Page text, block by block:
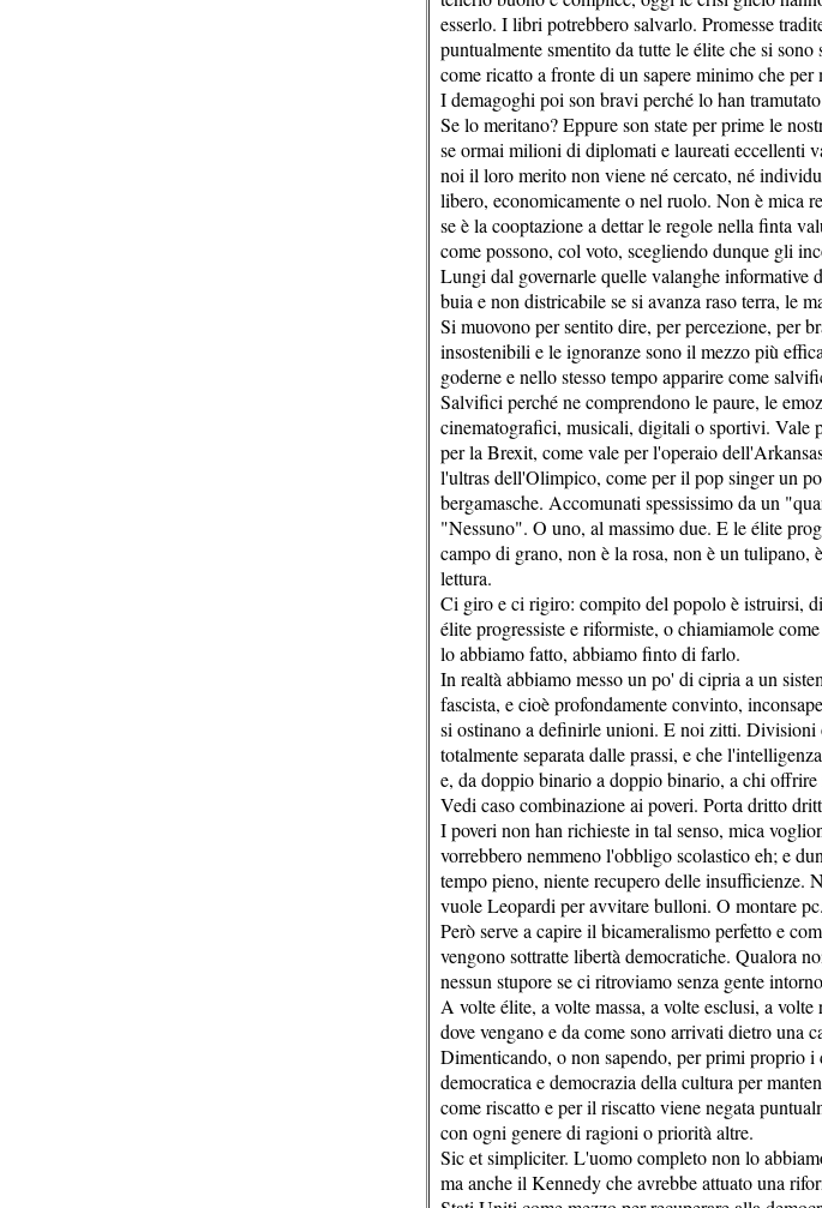
esserlo. I libri potrebbero salvarlo. Promesse
puntualmente smentito da tutte le élite che si
come ricatto a fronte di un sapere minimo che
I demagoghi poi son bravi perché lo han
Se lo meritano? Eppure son state per prime le
se ormai milioni di diplomati e laureati eccellenti
noi il loro merito non viene né cercato, né
libero, economicamente o nel ruolo. Non è mica
se è la cooptazione a dettar le regole nella finta
come possono, col voto, scegliendo dunque gli
Lungi dal governarle quelle valanghe informative
buia e non districabile se si avanza raso terra, le
Si muovono per sentito dire, per percezione, per
insostenibili e le ignoranze sono il mezzo più
goderne e nello stesso tempo apparire come
Salvifici perché ne comprendono le paure, le
cinematografici, musicali, digitali o sportivi. Vale
per la Brexit, come vale per l'operaio
l'ultras dell'Olimpico, come per il pop singer un
bergamasche. Accomunati spessissimo da un
"Nessuno". O uno, al massimo due. E le élite
campo di grano, non è la rosa, non è un tulipano,
lettura.
Ci giro e ci rigiro: compito del popolo è istruirsi,
élite progressiste e riformiste, o chiamiamole
lo abbiamo fatto, abbiamo finto di farlo.
In realtà abbiamo messo un po' di cipria a un
fascista, e cioè profondamente convinto,
si ostinano a definirle unioni. E noi zitti. Divisioni
totalmente separata dalle prassi, e che
e, da doppio binario a doppio binario, a chi
Vedi caso combinazione ai poveri. Porta dritto
I poveri non han richieste in tal senso, mica
vorrebbero nemmeno l'obbligo scolastico eh; e
tempo pieno, niente recupero delle insufficienze.
vuole Leopardi per avvitare bulloni. O montare
Però serve a capire il bicameralismo perfetto e
vengono sottratte libertà democratiche. Qualora
nessun stupore se ci ritroviamo senza gente
A volte élite, a volte massa, a volte esclusi, a
dove vengano e da come sono arrivati dietro una
Dimenticando, o non sapendo, per primi proprio
democratica e democrazia della cultura per
come riscatto e per il riscatto viene negata
con ogni genere di ragioni o priorità altre.
Sic et simpliciter. L'uomo completo non lo
ma anche il Kennedy che avrebbe attuato una